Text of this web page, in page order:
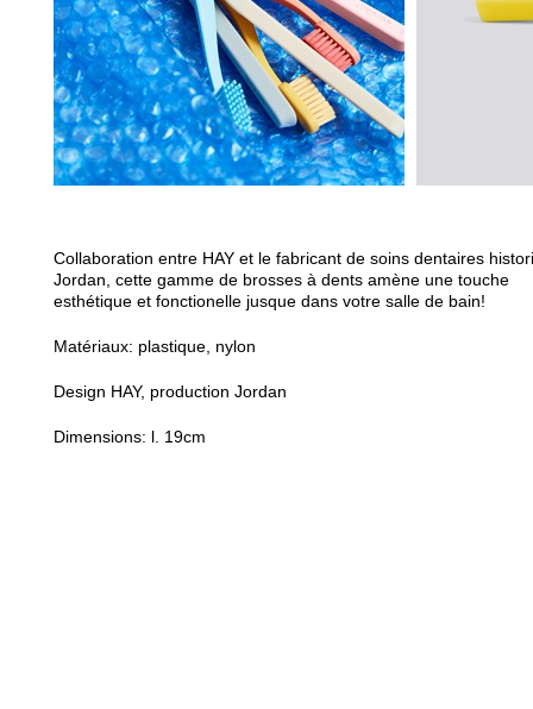
Collaboration entre HAY et le fabricant de soins dentaires
Jordan, cette gamme de brosses à dents amène une touche
esthétique et fonctionelle jusque dans votre salle de bain!
Matériaux: plastique, nylon
Design HAY, production Jordan
Dimensions: l. 19cm